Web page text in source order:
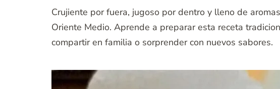
Crujiente por fuera, jugoso por dentro y lleno de
Oriente Medio. Aprende a preparar esta receta
compartir en familia o sorprender con nuevos sabores.